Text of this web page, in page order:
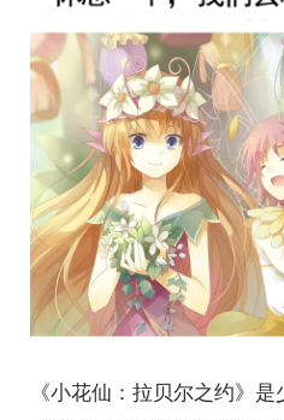
《小花仙：拉贝尔之约》